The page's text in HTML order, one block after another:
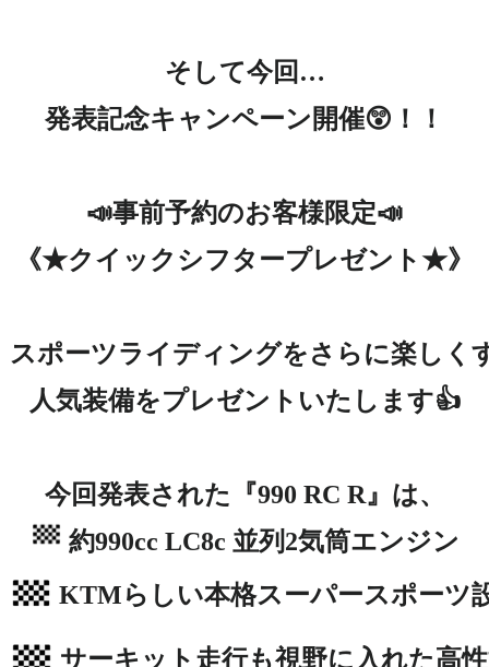
そして今回…
発表記念キャンペーン開催😲！！
📣事前予約のお客様限定📣
《★クイックシフタープレゼント★》
スポーツライディングをさらに楽しく
人気装備をプレゼントいたします👍